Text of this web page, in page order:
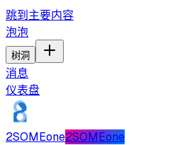
跳到主要内容
泡泡
树洞
消息
仪表盘
2SOMEone2SOMEone